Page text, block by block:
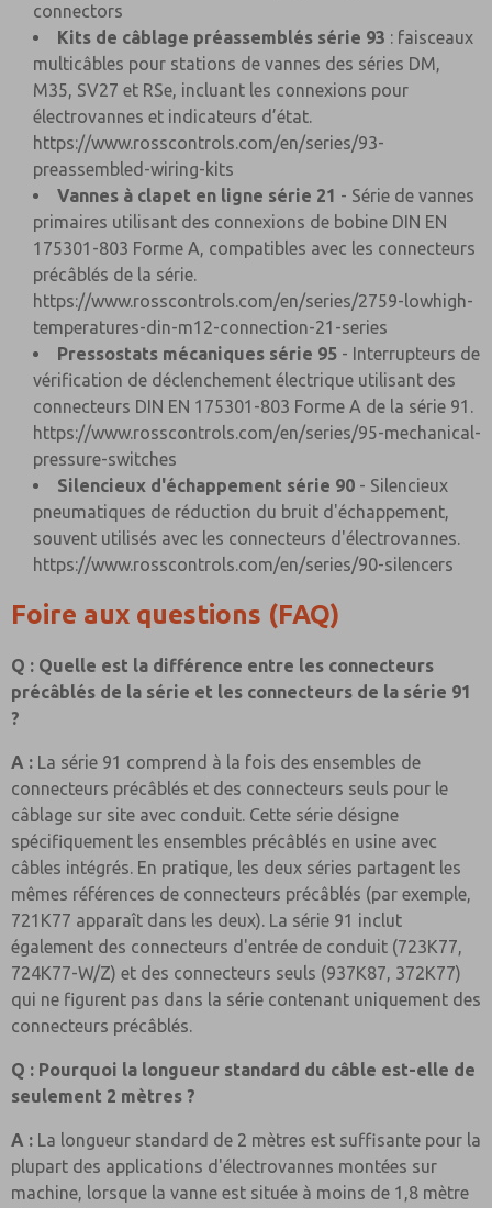
connectors
Kits de câblage préassemblés série 93 : faisceaux
multicâbles pour stations de vannes des séries DM,
M35, SV27 et RSe, incluant les connexions pour
électrovannes et indicateurs d’état.
https://www.rosscontrols.com/en/series/93-
preassembled-wiring-kits
Vannes à clapet en ligne série 21 - Série de vannes
primaires utilisant des connexions de bobine DIN EN
175301-803 Forme A, compatibles avec les connecteurs
précâblés de la série.
https://www.rosscontrols.com/en/series/2759-lowhigh-
temperatures-din-m12-connection-21-series
Pressostats mécaniques série 95 - Interrupteurs de
vérification de déclenchement électrique utilisant des
connecteurs DIN EN 175301-803 Forme A de la série 91.
https://www.rosscontrols.com/en/series/95-mechanical-
pressure-switches
Silencieux d'échappement série 90 - Silencieux
pneumatiques de réduction du bruit d'échappement,
souvent utilisés avec les connecteurs d'électrovannes.
https://www.rosscontrols.com/en/series/90-silencers
Foire aux questions (FAQ)
Q : Quelle est la différence entre les connecteurs
précâblés de la série et les connecteurs de la série 91
?
A : La série 91 comprend à la fois des ensembles de
connecteurs précâblés et des connecteurs seuls pour le
câblage sur site avec conduit. Cette série désigne
spécifiquement les ensembles précâblés en usine avec
câbles intégrés. En pratique, les deux séries partagent les
mêmes références de connecteurs précâblés (par exemple,
721K77 apparaît dans les deux). La série 91 inclut
également des connecteurs d'entrée de conduit (723K77,
724K77-W/Z) et des connecteurs seuls (937K87, 372K77)
qui ne figurent pas dans la série contenant uniquement des
connecteurs précâblés.
Q : Pourquoi la longueur standard du câble est-elle de
seulement 2 mètres ?
A : La longueur standard de 2 mètres est suffisante pour la
plupart des applications d'électrovannes montées sur
machine, lorsque la vanne est située à moins de 1,8 mètre